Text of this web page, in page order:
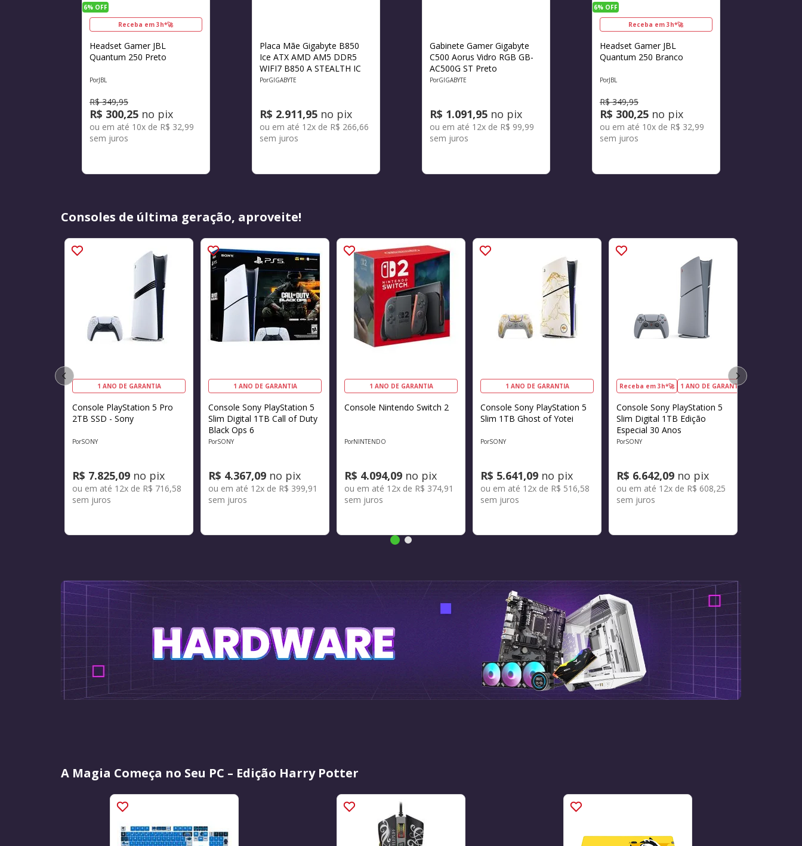
6%OFF
Receba em 3h*🚀
Headset Gamer JBL
Quantum 250 Preto
JBL
R$ 349,95
R$ 300,25no pix
ou em até 10x de R$ 32,99
sem juros
Placa Mãe Gigabyte B850
Ice ATX AMD AM5 DDR5
WIFI7 B850 A STEALTH IC
GIGABYTE
R$ 2.911,95no pix
ou em até 12x de R$ 266,66
sem juros
Gabinete Gamer Gigabyte
C500 Aorus Vidro RGB GB-
AC500G ST Preto
GIGABYTE
R$ 1.091,95no pix
ou em até 12x de R$ 99,99
sem juros
6%OFF
Receba em 3h*🚀
Headset Gamer JBL
Quantum 250 Branco
JBL
R$ 349,95
R$ 300,25no pix
ou em até 10x de R$ 32,99
sem juros
Consoles de última geração, aproveite!
1 ANO DE GARANTIA
Console PlayStation 5 Pro
2TB SSD - Sony
SONY
R$ 7.825,09 no pix
ou em até 12x de R$ 716,58
sem juros
1 ANO DE GARANTIA
Console Sony PlayStation 5
Slim Digital 1TB Call of Duty
Black Ops 6
SONY
R$ 4.367,09 no pix
ou em até 12x de R$ 399,91
sem juros
1 ANO DE GARANTIA
Console Nintendo Switch 2
NINTENDO
R$ 4.094,09 no pix
ou em até 12x de R$ 374,91
sem juros
1 ANO DE GARANTIA
Console Sony PlayStation 5
Slim 1TB Ghost of Yotei
SONY
R$ 5.641,09 no pix
ou em até 12x de R$ 516,58
sem juros
Receba em 3h*🚀 1 ANO DE GARANTIA
Console Sony PlayStation 5
Slim Digital 1TB Edição
Especial 30 Anos
SONY
R$ 6.642,09 no pix
ou em até 12x de R$ 608,25
sem juros
A Magia Começa no Seu PC – Edição Harry Potter